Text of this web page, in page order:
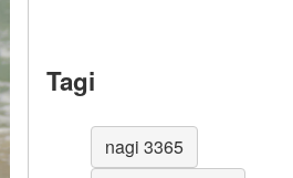
Tagi
nagi 3365